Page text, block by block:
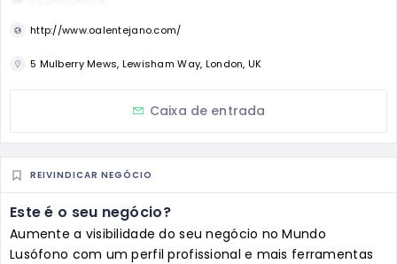
http://www.oalentejano.com/
5 Mulberry Mews, Lewisham Way, London, UK
Caixa de entrada
REIVINDICAR NEGÓCIO
Este é o seu negócio?
Aumente a visibilidade do seu negócio no Mundo
Lusófono com um perfil profissional e mais ferramentas